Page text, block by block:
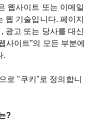
웹사이트 또는 이메일
웹 기술입니다. 페이지
광고 또는 당사를 대신
사이트”의 모든 부분에
.
로 "쿠키"로 정의합니
?